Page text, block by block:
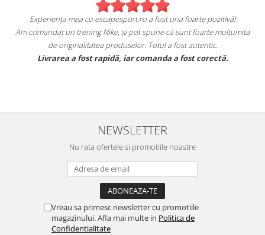
Experiența mea cu escapesport.ro a fost una foarte pozitivă!
Am comandat un trening Nike, și pot spune că sunt foarte mulțumita
de originalitatea produselor. Totul a fost autentic.
Livrarea a fost rapidă, iar comanda a fost corectă.
NEWSLETTER
Nu rata ofertele si promotiile noastre
Vreau sa primesc newsletter cu promotiile
magazinului. Afla mai multe in Politica de
Confidentialitate